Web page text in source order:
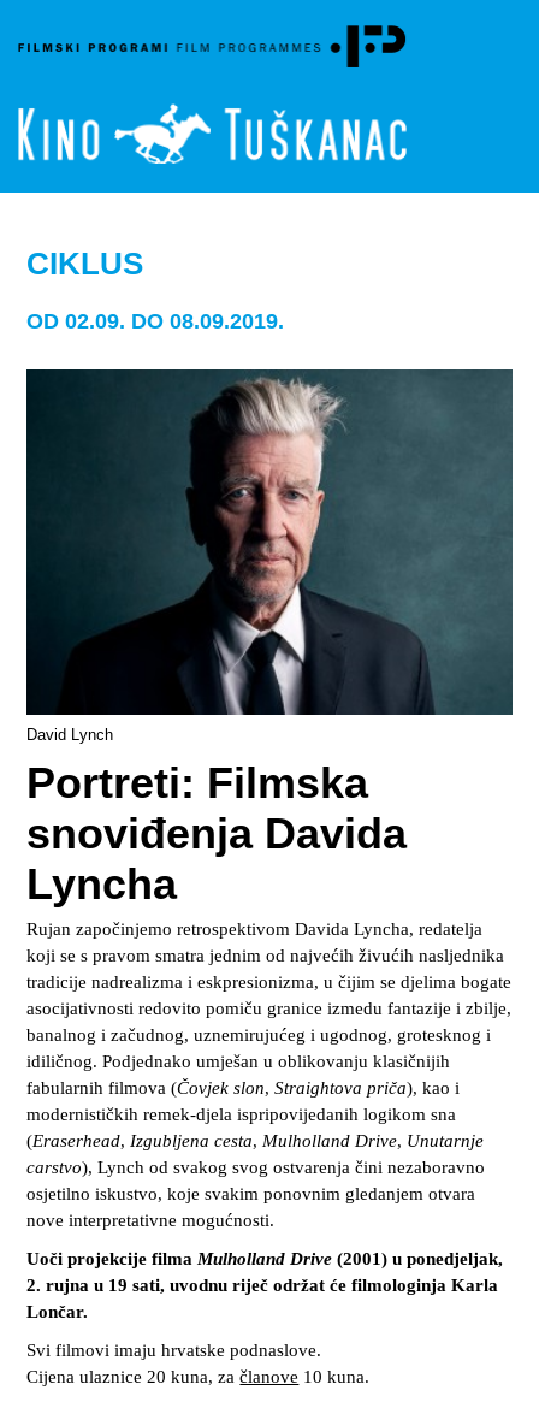
CIKLUS
OD 02.09. DO 08.09.2019.
David Lynch
Portreti: Filmska
snoviđenja Davida
Lyncha
Rujan započinjemo retrospektivom Davida Lyncha, redatelja
koji se s pravom smatra jednim od najvećih živućih nasljednika
tradicije nadrealizma i eskpresionizma, u čijim se djelima bogate
asocijativnosti redovito pomiču granice izmedu fantazije i zbilje,
banalnog i začudnog, uznemirujućeg i ugodnog, grotesknog i
idiličnog. Podjednako umješan u oblikovanju klasičnijih
fabularnih filmova (Čovjek slon,Straightova priča), kao i
modernističkih remek-djela ispripovijedanih logikom sna
(Eraserhead, Izgubljena cesta, Mulholland Drive, Unutarnje
carstvo), Lynch od svakog svog ostvarenja čini nezaboravno
osjetilno iskustvo, koje svakim ponovnim gledanjem otvara
nove interpretativne mogućnosti.
Uoči projekcije filma Mulholland Drive (2001) u ponedjeljak,
2. rujna u 19 sati, uvodnu riječ održat će filmologinja Karla
Lončar.
Svi filmovi imaju hrvatske podnaslove.
Cijena ulaznice 20 kuna, začlanove 10 kuna.